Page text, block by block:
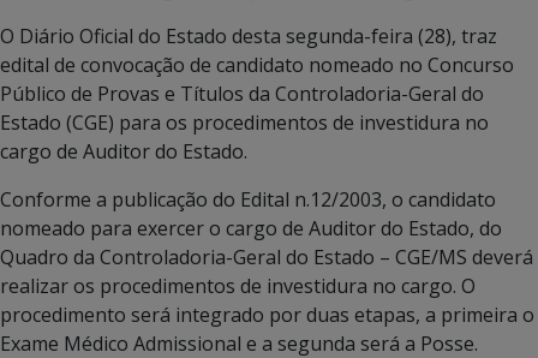
O Diário Oficial do Estado desta segunda-feira (28), traz
edital de convocação de candidato nomeado no Concurso
Público de Provas e Títulos da Controladoria-Geral do
Estado (CGE) para os procedimentos de investidura no
cargo de Auditor do Estado.
Conforme a publicação do Edital n.12/2003, o candidato
nomeado para exercer o cargo de Auditor do Estado, do
Quadro da Controladoria-Geral do Estado – CGE/MS deverá
realizar os procedimentos de investidura no cargo. O
procedimento será integrado por duas etapas, a primeira o
Exame Médico Admissional e a segunda será a Posse.